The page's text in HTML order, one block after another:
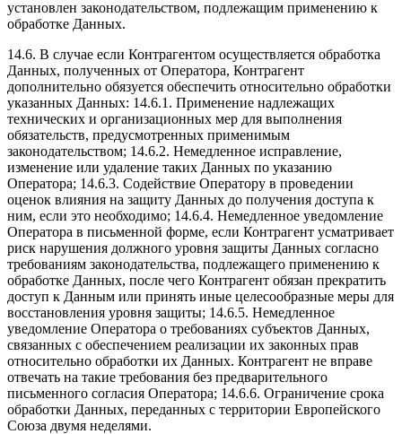
установлен законодательством, подлежащим применению к
обработке Данных.
14.6. В случае если Контрагентом осуществляется обработка
Данных, полученных от Оператора, Контрагент
дополнительно обязуется обеспечить относительно обработки
указанных Данных: 14.6.1. Применение надлежащих
технических и организационных мер для выполнения
обязательств, предусмотренных применимым
законодательством; 14.6.2. Немедленное исправление,
изменение или удаление таких Данных по указанию
Оператора; 14.6.3. Содействие Оператору в проведении
оценок влияния на защиту Данных до получения доступа к
ним, если это необходимо; 14.6.4. Немедленное уведомление
Оператора в письменной форме, если Контрагент усматривает
риск нарушения должного уровня защиты Данных согласно
требованиям законодательства, подлежащего применению к
обработке Данных, после чего Контрагент обязан прекратить
доступ к Данным или принять иные целесообразные меры для
восстановления уровня защиты; 14.6.5. Немедленное
уведомление Оператора о требованиях субъектов Данных,
связанных с обеспечением реализации их законных прав
относительно обработки их Данных. Контрагент не вправе
отвечать на такие требования без предварительного
письменного согласия Оператора; 14.6.6. Ограничение срока
обработки Данных, переданных с территории Европейского
Союза двумя неделями.